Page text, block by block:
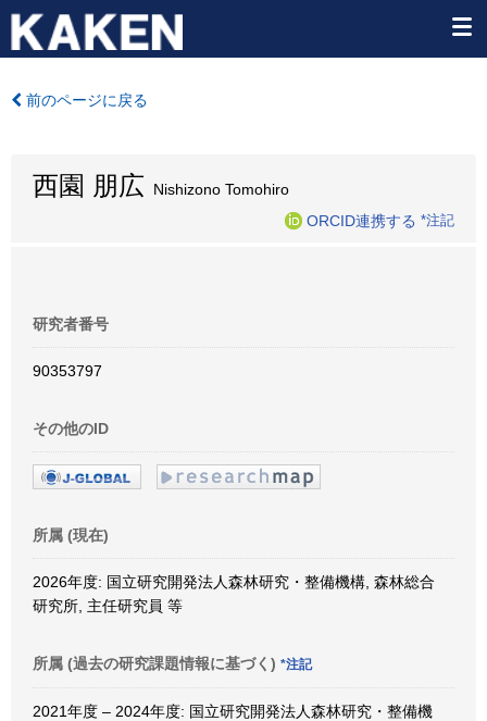
前のページに戻る
西園 朋広 Nishizono Tomohiro
ORCID連携する *注記
研究者番号
90353797
その他のID
所属 (現在)
2026年度: 国立研究開発法人森林研究・整備機構, 森林総合
研究所, 主任研究員 等
所属 (過去の研究課題情報に基づく) *注記
2021年度 – 2024年度: 国立研究開発法人森林研究・整備機